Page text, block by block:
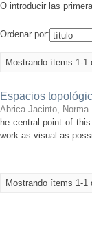
O introducir las
Ordenar por:
Mostrando ítems 1-1
Espacios
Abrica Jacinto, Norma
he central point of
work as visual as
Mostrando ítems 1-1